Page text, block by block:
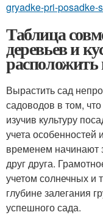
gryadke-pri-posadke-
Таблица
деревьев и
Вырастить сад
садоводов в том,
изучив культуру
учета
временем начинают
друг друга.
учетом солнечных и
глубине залегания
успешного сада.